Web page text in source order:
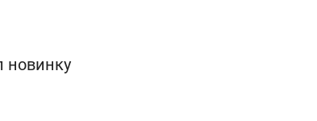
новинку